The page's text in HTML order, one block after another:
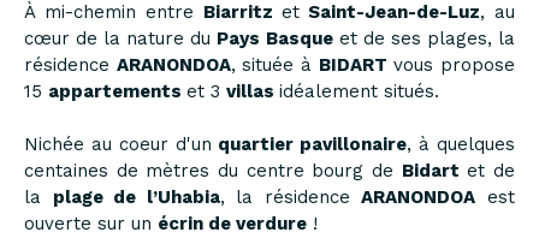
À mi-chemin entre Biarritz et Saint-Jean-de-Luz, au
cœur de la nature du Pays Basqueet de ses plages, la
résidence ARANONDOA, située à BIDART vous propose
15 appartements et 3 villas idéalement situés.
Nichée au coeur d'un quartier pavillonaire, à quelques
centaines de mètres du centre bourg de Bidart et de
la plage de l’Uhabia, la résidenceARANONDOA est
ouverte sur un écrin de verdure !